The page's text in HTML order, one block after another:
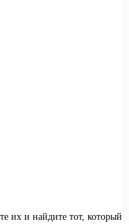
их и найдите тот, который